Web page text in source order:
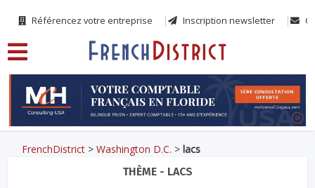
Référencez votre entreprise Inscription newsletter
FrenchDistrict >Washington D.C. >lacs
THÈME - LACS